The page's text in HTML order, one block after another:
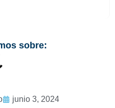
sobre:
junio 3, 2024